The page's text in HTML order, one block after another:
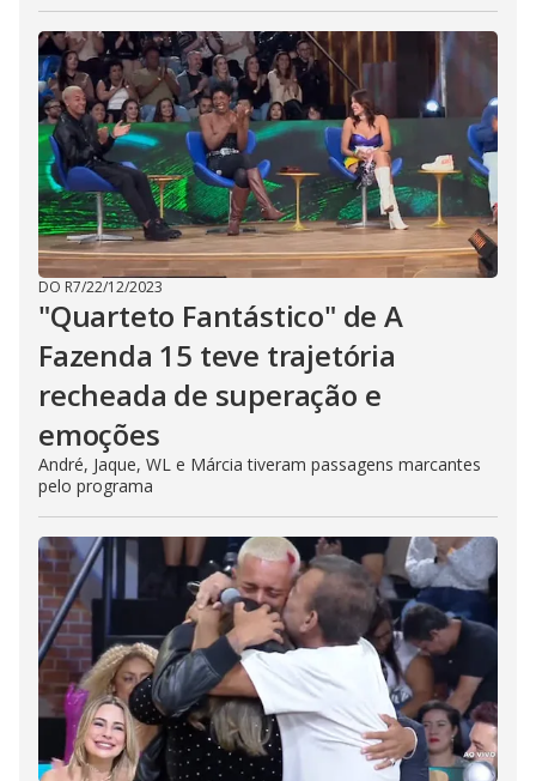
DO R7/22/12/2023
"Quarteto Fantástico" de A
Fazenda 15 teve trajetória
recheada de superação e
emoções
André, Jaque, WL e Márcia tiveram passagens marcantes
pelo programa